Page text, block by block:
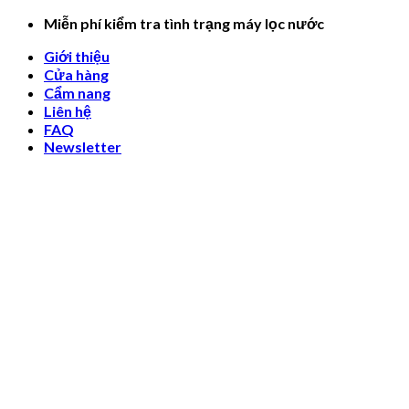
Skip
content
Miễn phí kiểm tra tình trạng máy lọc nước
Giới thiệu
Cửa hàng
Cẩm nang
Liên hệ
FAQ
Newsletter